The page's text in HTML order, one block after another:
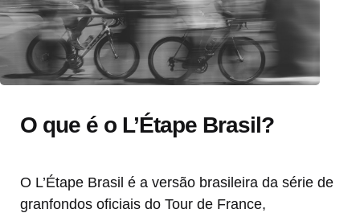
O que é o L’Étape Brasil?
O L’Étape Brasil é a versão brasileira da série de
granfondos oficiais do Tour de France,